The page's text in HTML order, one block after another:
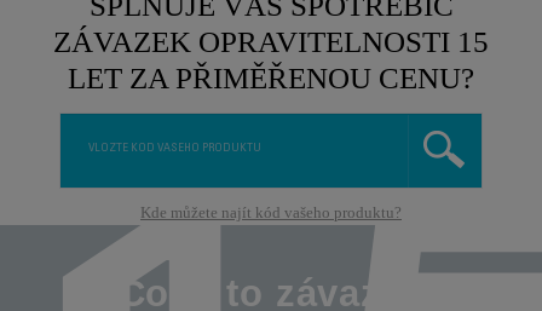
ZÁVAZEK OPRAVITELNOSTI 15
LET ZA PŘIMĚŘENOU CENU?
Kde můžete najít kód vašeho produktu?
Co je to závazek